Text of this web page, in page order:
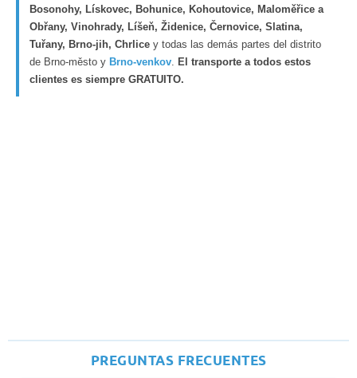
Bosonohy, Lískovec, Bohunice, Kohoutovice, Maloměřice a
Obřany, Vinohrady, Líšeň, Židenice, Černovice, Slatina,
Tuřany, Brno-jih, Chrlicey todas las demás partes del distrito
de Brno-město y Brno-venkov. El transporte a todos estos
clientes es siempre GRATUITO.
PREGUNTAS FRECUENTES